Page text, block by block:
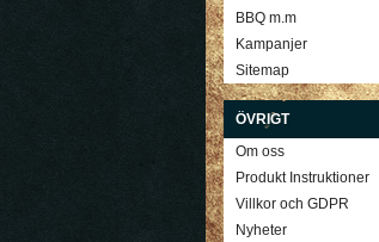
BBQ m.m
Kampanjer
Sitemap
ÖVRIGT
Om oss
Produkt Instruktioner
Villkor och GDPR
Nyheter